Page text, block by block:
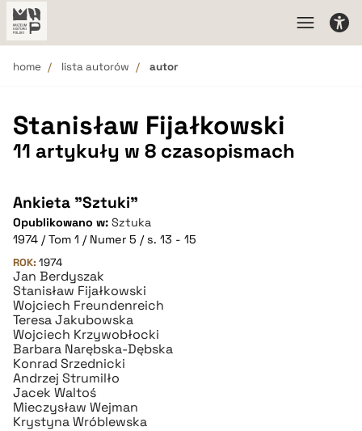
home lista autorów autor
Stanisław Fijałkowski
11 artykuły w 8 czasopismach
Ankieta "Sztuki"
Opublikowano w: Sztuka
1974 / Tom 1 / Numer 5 / s. 13 - 15
ROK: 1974
Jan Berdyszak
Stanisław Fijałkowski
Wojciech Freundenreich
Teresa Jakubowska
Wojciech Krzywobłocki
Barbara Narębska-Dębska
Konrad Srzednicki
Andrzej Strumilło
Jacek Waltoś
Mieczysław Wejman
Krystyna Wróblewska